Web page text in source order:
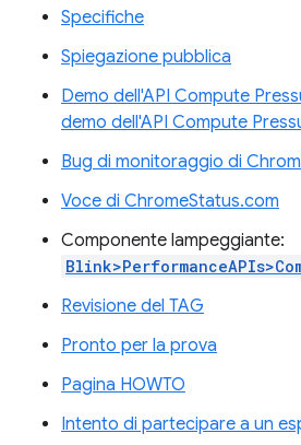
Specifiche
Spiegazione pubblica
Demo dell'API Compute
demo dell'API Compute
Bug di monitoraggio di
Voce di ChromeStatus.com
Componente lampeggiante:
Revisione del TAG
Pronto per la prova
Pagina HOWTO
Intento di partecipare a un